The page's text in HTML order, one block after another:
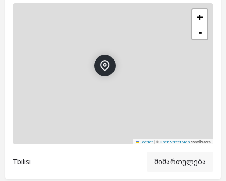
+
−
Leaflet |© OpenStreetMap contributors
Tbilisi მიმართულება